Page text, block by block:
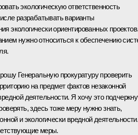
экологическую ответственность
разрабатывать варианты
экологически ориентированных
нужно относиться к обеспечению
Генеральную прокуратуру проверить
на предмет фактов незаконной
деятельности. Я хочу это
здесь тоже меру нужно знать,
и экологически вредной
меры.